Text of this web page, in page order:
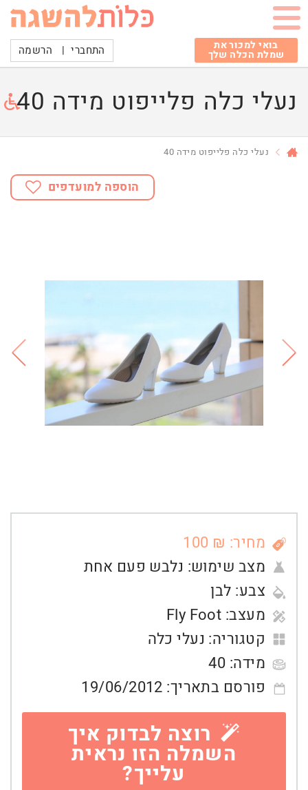
בואי למכור את
שמלת הכלה שלך התחברי | הרשמה
נעלי כלה פלייפוט מידה 40
נעלי כלה פלייפוט מידה 40
הוספה למועדפים
מחיר: ₪ 100
מצב שימוש: נלבש פעם אחת
צבע: לבן
מעצב: Fly Foot
קטגוריה: נעלי כלה
מידה: 40
פורסם בתאריך: 19/06/2012
רוצה לבדוק איך
השמלה הזו נראית
עלייך?